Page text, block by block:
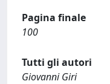
Pagina finale
100
Tutti gli autori
Giovanni Giri